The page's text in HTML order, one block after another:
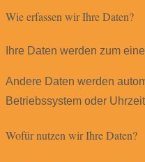
Wie erfassen wir Ihre Daten?
Ihre Daten werden zum
Andere Daten werden
Betriebssystem oder
Wofür nutzen wir Ihre Daten?